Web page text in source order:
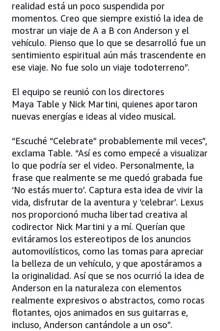
realidad está un poco suspendida por
momentos. Creo que siempre existió la idea de
mostrar un viaje de A a B con Anderson y el
vehículo. Pienso que lo que se desarrolló fue un
sentimiento espiritual aún más trascendente en
ese viaje. No fue solo un viaje todoterreno”.
El equipo se reunió con los directores
Maya Table y Nick Martini, quienes aportaron
nuevas energías e ideas al video musical.
“Escuché “Celebrate” probablemente mil veces”,
exclama Table. “Así es como empecé a visualizar
lo que podría ser el video. Personalmente, la
frase que realmente se me quedó grabada fue
‘No estás muerto’. Captura esta idea de vivir la
vida, disfrutar de la aventura y ‘celebrar’. Lexus
nos proporcionó mucha libertad creativa al
codirector Nick Martini y a mí. Querían que
evitáramos los estereotipos de los anuncios
automovilísticos, como las tomas para apreciar
la belleza de un vehículo, y que apostáramos a
la originalidad. Así que se nos ocurrió la idea de
Anderson en la naturaleza con elementos
realmente expresivos o abstractos, como rocas
flotantes, ojos animados en sus guitarras e,
incluso, Anderson cantándole a un oso”.